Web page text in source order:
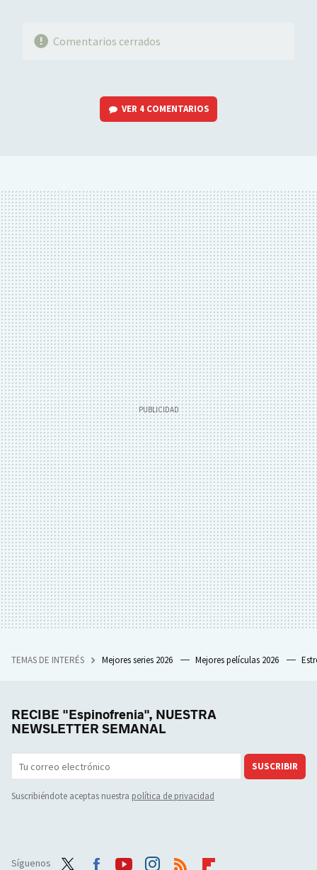
Comentarios cerrados
VER 4 COMENTARIOS
TEMAS DE INTERÉS Mejores series 2026 Mejores películas 2026
RECIBE "Espinofrenia", NUESTRA
NEWSLETTER SEMANAL
SUSCRIBIR
Suscribiéndote aceptas nuestra política de privacidad
Síguenos